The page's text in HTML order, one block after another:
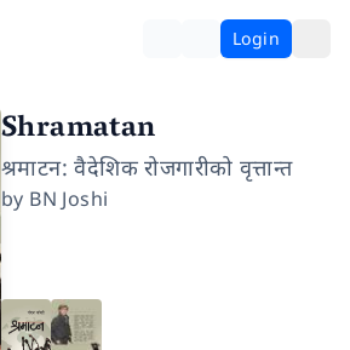
Login
Shramatan
श्रमाटन: वैदेशिक रोजगारीको वृत्तान्त
by BN Joshi